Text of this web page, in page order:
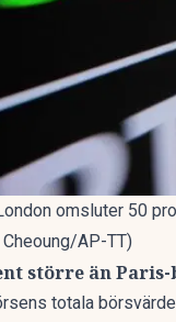
omsluter 50
AP-TT)
större än
totala